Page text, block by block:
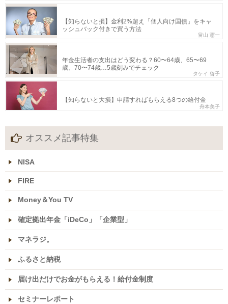
【知らないと損】金利2%超え「個人向け国債」をキャ
ッシュバック付きで買う方法
畠山 憲一
年金生活者の支出はどう変わる？60〜64歳、65〜69
歳、70〜74歳…5歳刻みでチェック
タケイ 啓子
【知らないと大損】申請すればもらえる8つの給付金
舟本美子
オススメ記事特集
NISA
FIRE
Money＆You TV
確定拠出年金「iDeCo」「企業型」
マネラジ。
ふるさと納税
届け出だけでお金がもらえる！給付金制度
セミナーレポート